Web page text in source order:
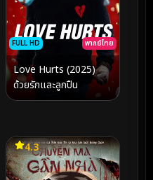
FULL HD พากย์ไทย
Love Hurts (2025)
ด้วยรักและลูกปืน
4.3